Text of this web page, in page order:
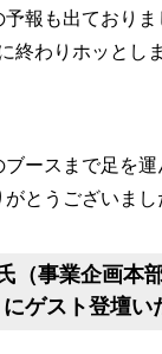
報も出ており
終わりホッとし
ースまで足を
とうございまし
（事業企画本
ゲスト登壇い